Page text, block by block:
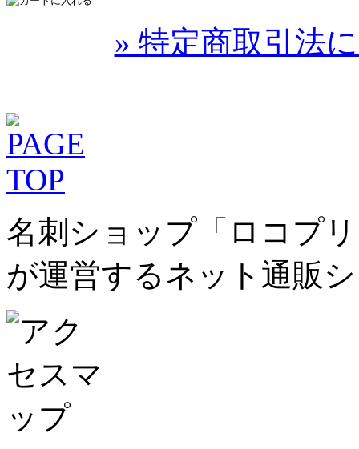
» 特定商取引法
名刺ショップ「ロコプ
が運営するネット通販